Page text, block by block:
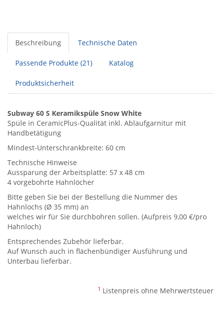
Beschreibung Technische Daten
Passende Produkte (21) Katalog
Produktsicherheit
Subway 60 S Keramikspüle Snow White
Spüle in CeramicPlus-Qualität inkl. Ablaufgarnitur mit
Handbetätigung
Mindest-Unterschrankbreite: 60 cm
Technische Hinweise
Aussparung der Arbeitsplatte: 57 x 48 cm
4 vorgebohrte Hahnlöcher
Bitte geben Sie bei der Bestellung die Nummer des
Hahnlochs (Ø 35 mm) an
welches wir für Sie durchbohren sollen. (Aufpreis 9,00 €/pro
Hahnloch)
Entsprechendes Zubehör lieferbar.
Auf Wunsch auch in flächenbündiger Ausführung und
Unterbau lieferbar.
1 Listenpreis ohne Mehrwertsteuer